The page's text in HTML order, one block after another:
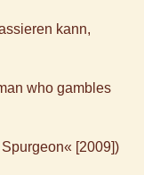
kann,
who gambles
[2009])